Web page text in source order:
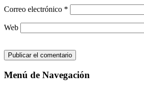
Correo electrónico *
Web
Menú de Navegación